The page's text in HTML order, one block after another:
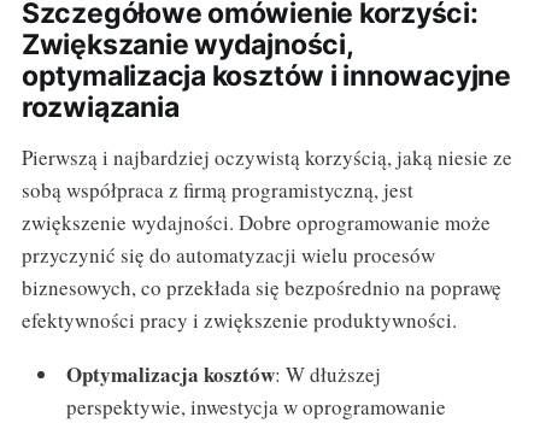
Szczegółowe omówienie korzyści:
Zwiększanie wydajności,
optymalizacja kosztów i innowacyjne
rozwiązania
Pierwszą i najbardziej oczywistą korzyścią, jaką niesie ze
sobą współpraca z firmą programistyczną, jest
zwiększenie wydajności. Dobre oprogramowanie może
przyczynić się do automatyzacji wielu procesów
biznesowych, co przekłada się bezpośrednio na poprawę
efektywności pracy i zwiększenie produktywności.
Optymalizacja kosztów: W dłuższej
perspektywie, inwestycja w oprogramowanie